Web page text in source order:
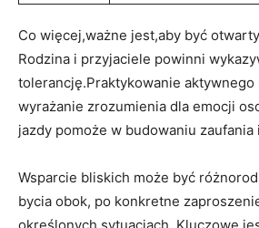
Co‍ więcej,ważne jest,aby ‍być
Rodzina i przyjaciele powinni
tolerancję.Praktykowanie aktywnego
wyrażanie zrozumienia dla emocji
jazdy pomoże w budowaniu
Wsparcie⁢ bliskich może być
bycia obok, po konkretne